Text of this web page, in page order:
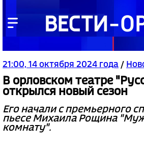
21:00, 14 октября 2024 года /
В орловском театре
открылся новый сезон
Его начали с премьерного
пьесе Михаила Рощина
комнату".